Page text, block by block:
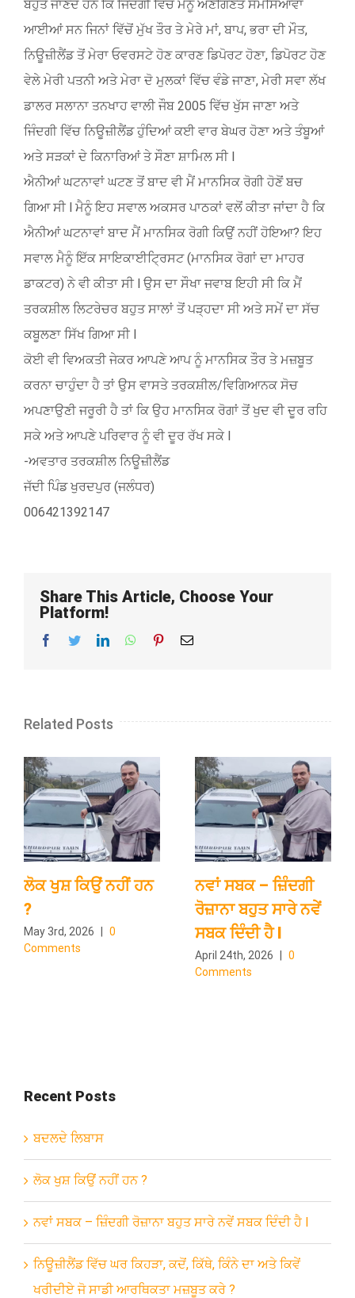
ਬਹੁਤੇ ਜਾਣਦੇ ਹਨ ਕਿ ਜਿੰਦਗੀ ਵਿੱਚ ਮੈਨੂੰ ਅਣਗਿਣਤ ਸਮੱਸਿਆਵਾਂ
ਆਈਆਂ ਸਨ ਜਿਨਾਂ ਵਿੱਚੋਂ ਮੁੱਖ ਤੌਰ ਤੇ ਮੇਰੇ ਮਾਂ, ਬਾਪ, ਭਰਾ ਦੀ ਮੌਤ,
ਨਿਊਜ਼ੀਲੈਂਡ ਤੋਂ ਮੇਰਾ ਓਵਰਸਟੇ ਹੋਣ ਕਾਰਣ ਡਿਪੋਰਟ ਹੋਣਾ, ਡਿਪੋਰਟ ਹੋਣ
ਵੇਲੇ ਮੇਰੀ ਪਤਨੀ ਅਤੇ ਮੇਰਾ ਦੋ ਮੁਲਕਾਂ ਵਿੱਚ ਵੰਡੇ ਜਾਣਾ, ਮੇਰੀ ਸਵਾ ਲੱਖ
ਡਾਲਰ ਸਲਾਨਾ ਤਨਖਾਹ ਵਾਲੀ ਜੌਬ 2005 ਵਿੱਚ ਖੁੱਸ ਜਾਣਾ ਅਤੇ
ਜਿੰਦਗੀ ਵਿੱਚ ਨਿਊਜ਼ੀਲੈਂਡ ਹੁੰਦਿਆਂ ਕਈ ਵਾਰ ਬੇਘਰ ਹੋਣਾ ਅਤੇ ਤੰਬੂਆਂ
ਅਤੇ ਸੜਕਾਂ ਦੇ ਕਿਨਾਰਿਆਂ ਤੇ ਸੌਣਾ ਸ਼ਾਮਿਲ ਸੀ l
ਐਨੀਆਂ ਘਟਨਾਵਾਂ ਘਟਣ ਤੋਂ ਬਾਦ ਵੀ ਮੈਂ ਮਾਨਸਿਕ ਰੋਗੀ ਹੋਣੋਂ ਬਚ
ਗਿਆ ਸੀ l ਮੈਨੂੰ ਇਹ ਸਵਾਲ ਅਕਸਰ ਪਾਠਕਾਂ ਵਲੋਂ ਕੀਤਾ ਜਾਂਦਾ ਹੈ ਕਿ
ਐਨੀਆਂ ਘਟਨਾਵਾਂ ਬਾਦ ਮੈਂ ਮਾਨਸਿਕ ਰੋਗੀ ਕਿਉਂ ਨਹੀਂ ਹੋਇਆ? ਇਹ
ਸਵਾਲ ਮੈਨੂੰ ਇੱਕ ਸਾਇਕਾਈਟ੍ਰਿਸਟ (ਮਾਨਸਿਕ ਰੋਗਾਂ ਦਾ ਮਾਹਰ
ਡਾਕਟਰ) ਨੇ ਵੀ ਕੀਤਾ ਸੀ l ਉਸ ਦਾ ਸੌਖਾ ਜਵਾਬ ਇਹੀ ਸੀ ਕਿ ਮੈਂ
ਤਰਕਸ਼ੀਲ ਲਿਟਰੇਚਰ ਬਹੁਤ ਸਾਲਾਂ ਤੋਂ ਪੜ੍ਹਦਾ ਸੀ ਅਤੇ ਸਮੇਂ ਦਾ ਸੱਚ
ਕਬੂਲਣਾ ਸਿੱਖ ਗਿਆ ਸੀ l
ਕੋਈ ਵੀ ਵਿਅਕਤੀ ਜੇਕਰ ਆਪਣੇ ਆਪ ਨੂੰ ਮਾਨਸਿਕ ਤੌਰ ਤੇ ਮਜ਼ਬੂਤ
ਕਰਨਾ ਚਾਹੁੰਦਾ ਹੈ ਤਾਂ ਉਸ ਵਾਸਤੇ ਤਰਕਸ਼ੀਲ/ਵਿਗਿਆਨਕ ਸੋਚ
ਅਪਣਾਉਣੀ ਜਰੂਰੀ ਹੈ ਤਾਂ ਕਿ ਉਹ ਮਾਨਸਿਕ ਰੋਗਾਂ ਤੋਂ ਖੁਦ ਵੀ ਦੂਰ ਰਹਿ
ਸਕੇ ਅਤੇ ਆਪਣੇ ਪਰਿਵਾਰ ਨੂੰ ਵੀ ਦੂਰ ਰੱਖ ਸਕੇ l
-ਅਵਤਾਰ ਤਰਕਸ਼ੀਲ ਨਿਊਜ਼ੀਲੈਂਡ
ਜੱਦੀ ਪਿੰਡ ਖੁਰਦਪੁਰ (ਜਲੰਧਰ)
006421392147
Share This Article, Choose Your
Platform!
Facebook
TwitterLinkedInWhatsApp
PinterestEmail
Related Posts
ਲੋਕ ਖੁਸ਼ ਕਿਉਂ ਨਹੀਂ ਹਨ
?
May 3rd, 2026
0
Comments
ਨਵਾਂ ਸਬਕ – ਜ਼ਿੰਦਗੀ
ਰੋਜ਼ਾਨਾ ਬਹੁਤ ਸਾਰੇ ਨਵੇਂ
ਸਬਕ ਦਿੰਦੀ ਹੈ l
April 24th, 2026
0
Comments
Recent Posts
ਬਦਲਦੇ ਲਿਬਾਸ
ਲੋਕ ਖੁਸ਼ ਕਿਉਂ ਨਹੀਂ ਹਨ ?
ਨਵਾਂ ਸਬਕ – ਜ਼ਿੰਦਗੀ ਰੋਜ਼ਾਨਾ ਬਹੁਤ ਸਾਰੇ ਨਵੇਂ ਸਬਕ ਦਿੰਦੀ ਹੈ l
ਨਿਊਜ਼ੀਲੈਂਡ ਵਿੱਚ ਘਰ ਕਿਹੜਾ, ਕਦੋਂ, ਕਿੱਥੇ, ਕਿੰਨੇ ਦਾ ਅਤੇ ਕਿਵੇਂ
ਖਰੀਦੀਏ ਜੋ ਸਾਡੀ ਆਰਥਿਕਤਾ ਮਜ਼ਬੂਤ ਕਰੇ ?